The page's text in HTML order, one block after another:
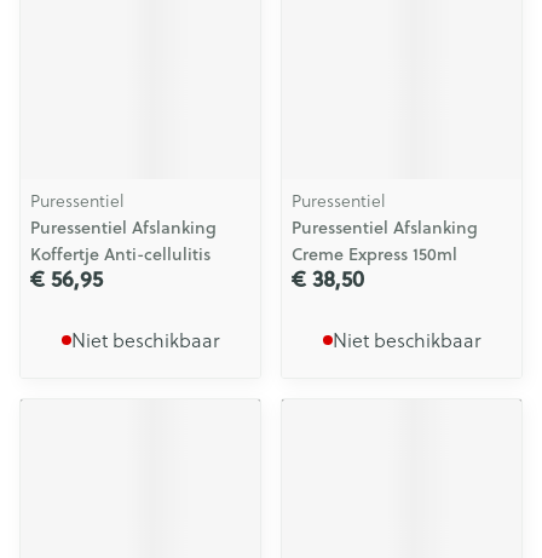
Puressentiel
Puressentiel Afslanking
Koffertje Anti-cellulitis
€ 56,95
Niet beschikbaar
Puressentiel
Puressentiel Afslanking
Creme Express 150ml
€ 38,50
Niet beschikbaar